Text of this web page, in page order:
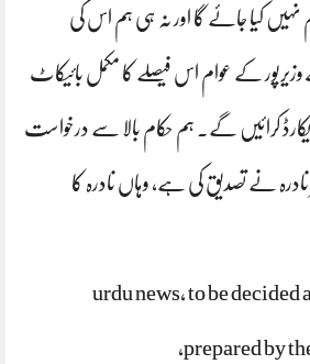
نہیں کیا جائے گا اور نہ ہی ہم اس کی
کے عوام اس فیصلے کا مکمل بائیکاٹ
کرائیں گے۔ ہم حکام بالا سے درخواست
نادرہ نے تصدیق کی ہے، وہاں نادرہ کا
urdu news, to be
prepared by